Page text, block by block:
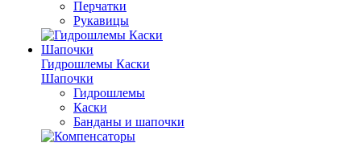
Перчатки
Рукавицы
Гидрошлемы Каски
Шапочки
Гидрошлемы
Каски
Банданы и шапочки